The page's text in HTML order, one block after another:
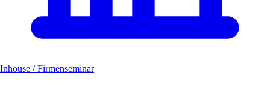
Inhouse / Firmenseminar